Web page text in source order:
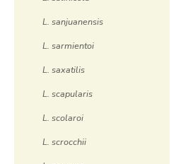
L. sanjuanensis
L. sarmientoi
L. saxatilis
L. scapularis
L. scolaroi
L. scrocchii